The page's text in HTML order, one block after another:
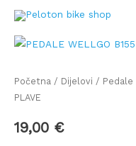
Skip
content
Početna / Dijelovi / Pedale
PLAVE
19,00 €
PEDALE
B155
PLAVE